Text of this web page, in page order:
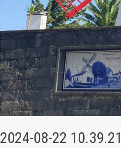
2024-08-22